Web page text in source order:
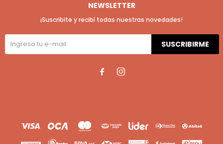
NEWSLETTER
¡Suscribite y recibí todas nuestras novedades!
SUSCRIBIRME
 